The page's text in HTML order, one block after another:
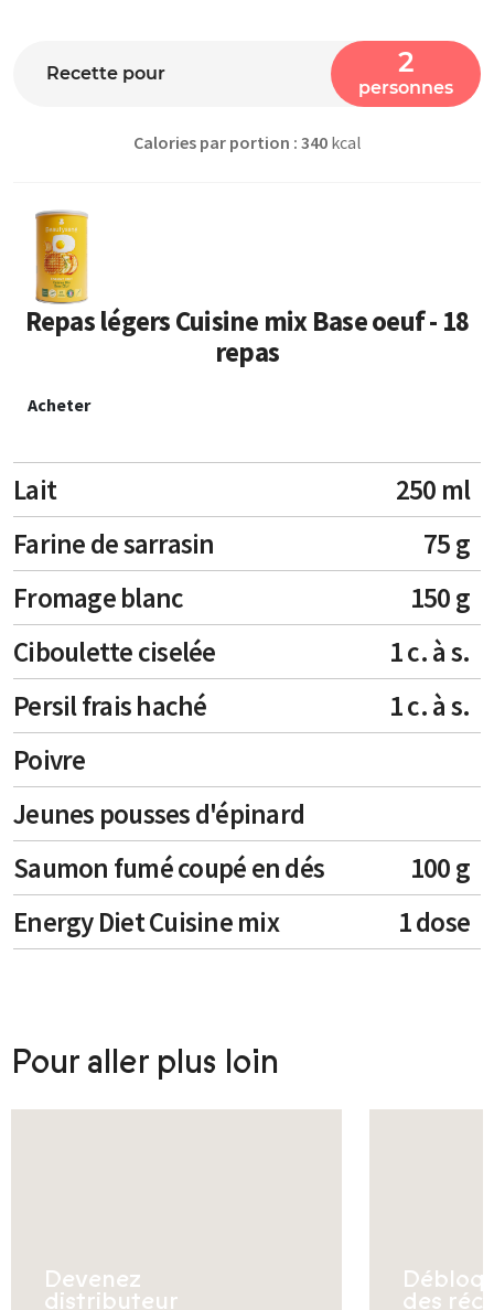
Recette pour 2
personnes
Calories par portion : 340kcal
Repas légers Cuisine mix Base oeuf - 18
repas
Acheter
Lait
250 ml
Farine de sarrasin
75 g
Fromage blanc
150 g
Ciboulette ciselée
1 c. à s.
Persil frais haché
1 c. à s.
Poivre
Jeunes pousses d'épinard
Saumon fumé coupé en dés
100 g
Energy Diet Cuisine mix
1 dose
Pour aller plus loin
Devenez
distributeur des